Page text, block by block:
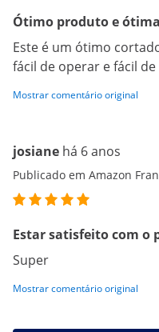
Ótimo produto e
Este é um ótimo
fácil de operar e fácil
Mostrar comentário original
josiane há 6 anos
Publicado em Amazon
Estar satisfeito com o
Super
Mostrar comentário original